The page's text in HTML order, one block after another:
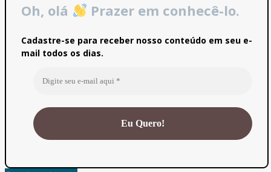
Oh, olá Prazer em conhecê-lo.
Cadastre-se para receber nosso conteúdo em seu e-
mail todos os dias.